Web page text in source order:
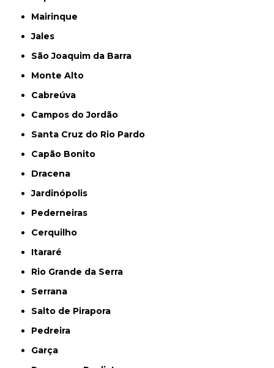
Mairinque
Jales
São Joaquim da Barra
Monte Alto
Cabreúva
Campos do Jordão
Santa Cruz do Rio Pardo
Capão Bonito
Dracena
Jardinópolis
Pederneiras
Cerquilho
Itararé
Rio Grande da Serra
Serrana
Salto de Pirapora
Pedreira
Garça